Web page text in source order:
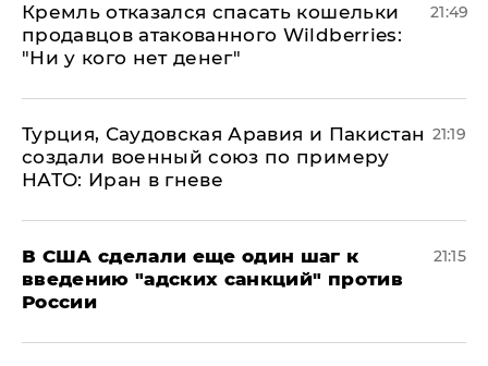
Кремль отказался спасать кошельки
продавцов атакованного Wildberries:
"Ни у кого нет денег"
21:49
Турция, Саудовская Аравия и Пакистан
создали военный союз по примеру
НАТО: Иран в гневе
21:19
В США сделали еще один шаг к
введению "адских санкций" против
России
21:15